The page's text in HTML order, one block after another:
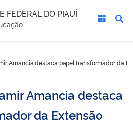
FEDERAL DO PIAUÍ
Amancia destaca papel transformador da
Amancia destaca
da Extensão